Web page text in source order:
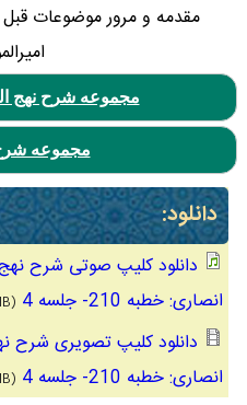
مقدمه و مرور موضوعات
مجموعه شرح نهج
مجموعه شرح
دانلود:
دانلود کلیپ صوتی شرح نهج
انصاری: خطبه 210- جلسه 4
دانلود کلیپ تصویری شرح
انصاری: خطبه 210- جلسه 4